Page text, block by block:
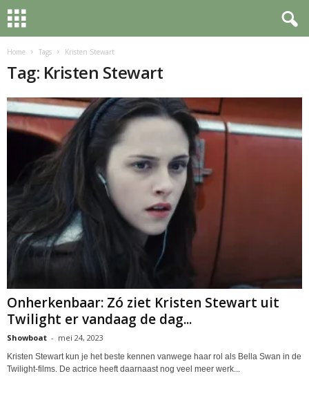
Home Tags Kristen Stewart
Tag: Kristen Stewart
Onherkenbaar: Zó ziet Kristen Stewart uit
Twilight er vandaag de dag...
Showboat - mei 24, 2023
Kristen Stewart kun je het beste kennen vanwege haar rol als Bella Swan in de
Twilight-films. De actrice heeft daarnaast nog veel meer werk...